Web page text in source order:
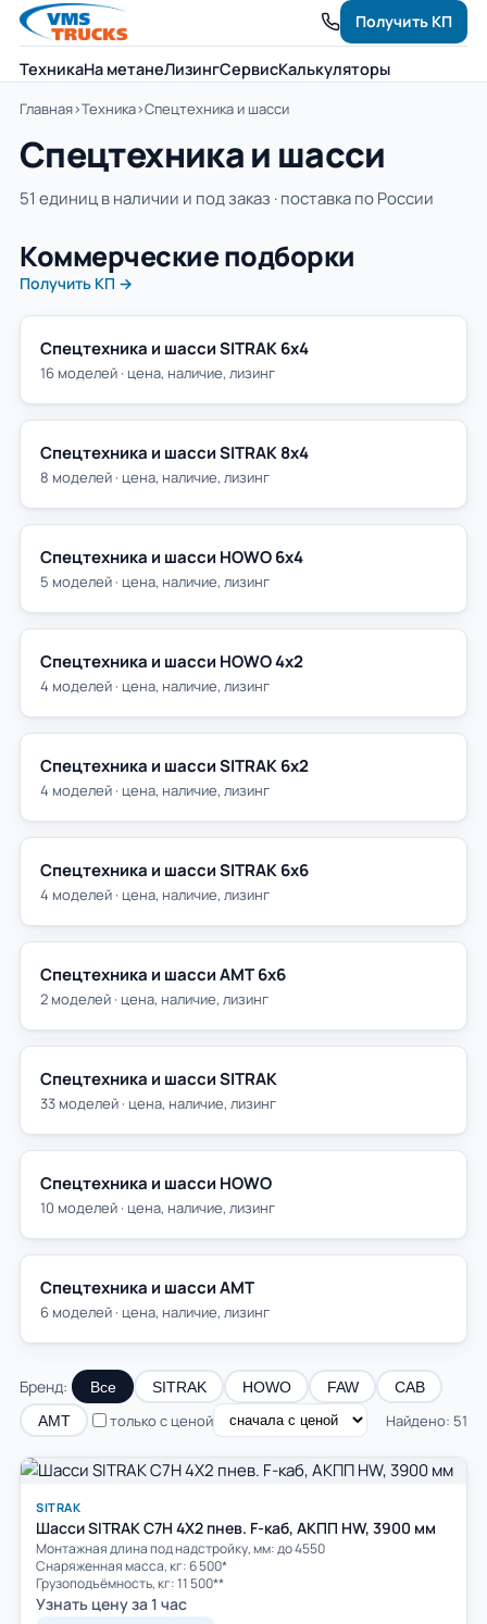
ТехникаНа метанеЛизингСервисКалькуляторы
Получить КП
Главная›Техника›Спецтехника и шасси
Спецтехника и шасси
51 единиц в наличии и под заказ · поставка по России
Коммерческие подборки
Получить КП →
Спецтехника и шасси SITRAK 6х4
16 моделей · цена, наличие, лизинг
Спецтехника и шасси SITRAK 8х4
8 моделей · цена, наличие, лизинг
Спецтехника и шасси HOWO 6х4
5 моделей · цена, наличие, лизинг
Спецтехника и шасси HOWO 4х2
4 моделей · цена, наличие, лизинг
Спецтехника и шасси SITRAK 6х2
4 моделей · цена, наличие, лизинг
Спецтехника и шасси SITRAK 6х6
4 моделей · цена, наличие, лизинг
Спецтехника и шасси АМТ 6х6
2 моделей · цена, наличие, лизинг
Спецтехника и шасси SITRAK
33 моделей · цена, наличие, лизинг
Спецтехника и шасси HOWO
10 моделей · цена, наличие, лизинг
Спецтехника и шасси АМТ
6 моделей · цена, наличие, лизинг
Бренд: Все SITRAK HOWO FAW
САВ
АМТ
только с ценой Найдено: 51
SITRAK
Шасси SITRAK C7H 4Х2 пнев. F-каб, АКПП HW, 3900 мм
Монтажная длина под надстройку, мм: до 4550
Снаряженная масса, кг: 6 500*
Грузоподъёмность, кг: 11 500**
Узнать цену за 1 час